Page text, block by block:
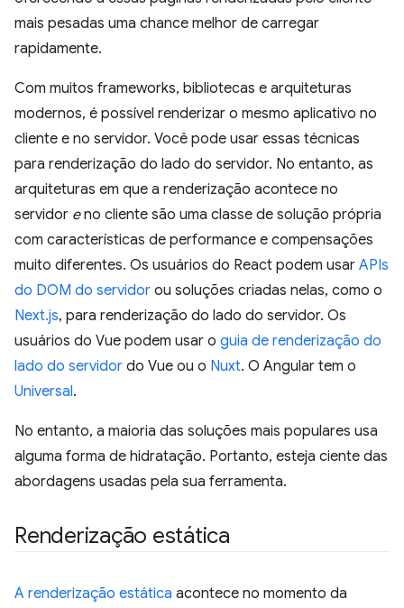
mais pesadas uma chance melhor de carregar
rapidamente.
Com muitos frameworks, bibliotecas e arquiteturas
modernos, é possível renderizar o mesmo aplicativo no
cliente e no servidor. Você pode usar essas técnicas
para renderização do lado do servidor. No entanto, as
arquiteturas em que a renderização acontece no
servidor eno cliente são uma classe de solução própria
com características de performance e compensações
muito diferentes. Os usuários do React podem usar APIs
do DOM do servidor ou soluções criadas nelas, como o
Next.js, para renderização do lado do servidor. Os
usuários do Vue podem usar o guia de renderização do
lado do servidor do Vue ou o Nuxt. O Angular tem o
Universal.
No entanto, a maioria das soluções mais populares usa
alguma forma de hidratação. Portanto, esteja ciente das
abordagens usadas pela sua ferramenta.
Renderização estática
A renderização estática acontece no momento da